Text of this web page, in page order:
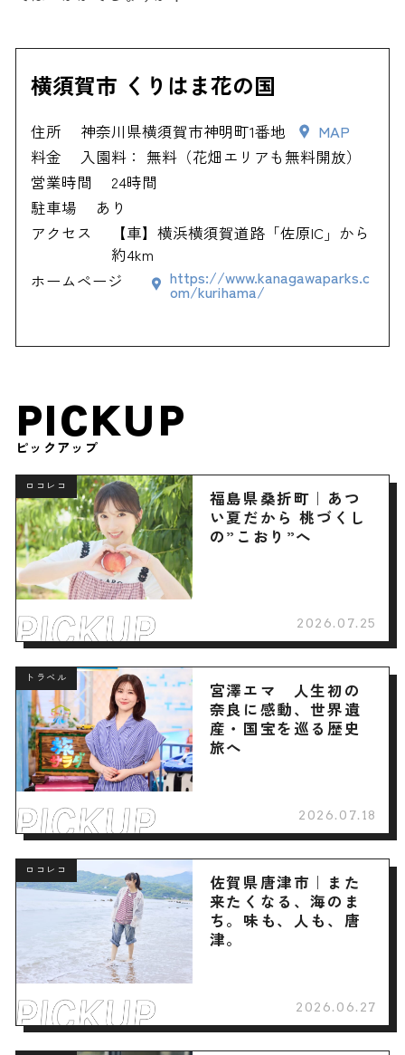
横須賀市 くりはま花の国
住所 神奈川県横須賀市神明町1番地
MAP
料金
入園料： 無料（花畑エリアも無料開放）
営業時間
24時間
駐車場
あり
アクセス
【車】横浜横須賀道路「佐原IC」から
約4km
ホームページ
https://www.kanagawaparks.c
om/kurihama/
PICKUP
ピックアップ
ロコレコ
福島県桑折町｜あつ
い夏だから 桃づくし
の”こおり”へ
2026.07.25
トラベル
宮澤エマ 人生初の
奈良に感動、世界遺
産・国宝を巡る歴史
旅へ
2026.07.18
ロコレコ
佐賀県唐津市｜また
来たくなる、海のま
ち。味も、人も、唐
津。
2026.06.27